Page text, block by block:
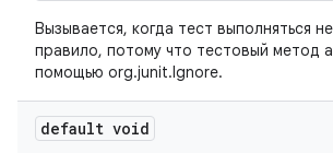
Вызывается, когда тест выполняться
правило, потому что тестовый метод
помощью org.junit.Ignore.
default void